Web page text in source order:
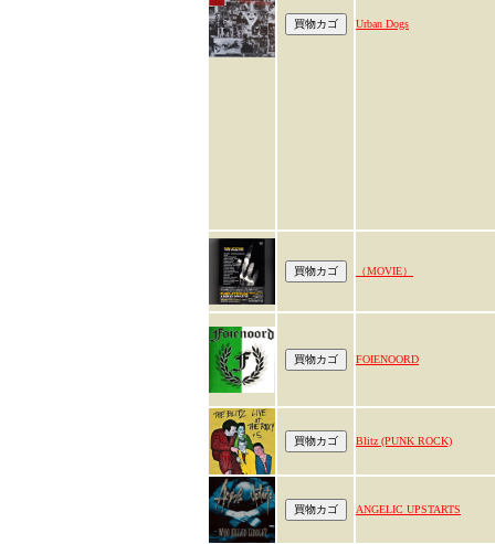
Urban Dogs
（MOVIE）
FOIENOORD
Blitz (PUNK ROCK)
ANGELIC UPSTARTS